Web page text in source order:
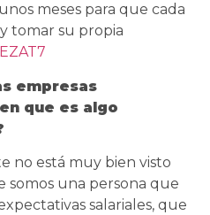
meses para que cada
tomar su propia
empresas
que es algo
no está muy bien visto
somos una persona que
salariales, que